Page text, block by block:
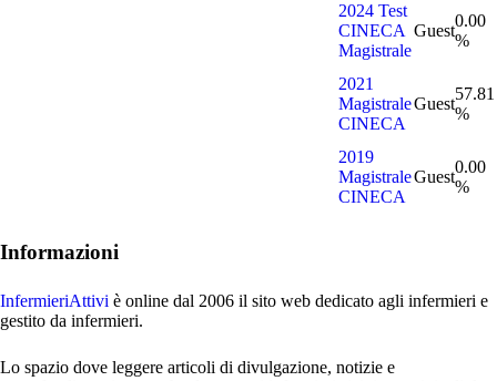
2024 Test
CINECA
Magistrale
Guest
0.00
%
2021
Magistrale
CINECA
Guest
57.81
%
2019
Magistrale
CINECA
Guest
0.00
%
Informazioni
InfermieriAttivi è online dal 2006 il sito web dedicato agli infermieri e
gestito da infermieri.
Lo spazio dove leggere articoli di divulgazione, notizie e